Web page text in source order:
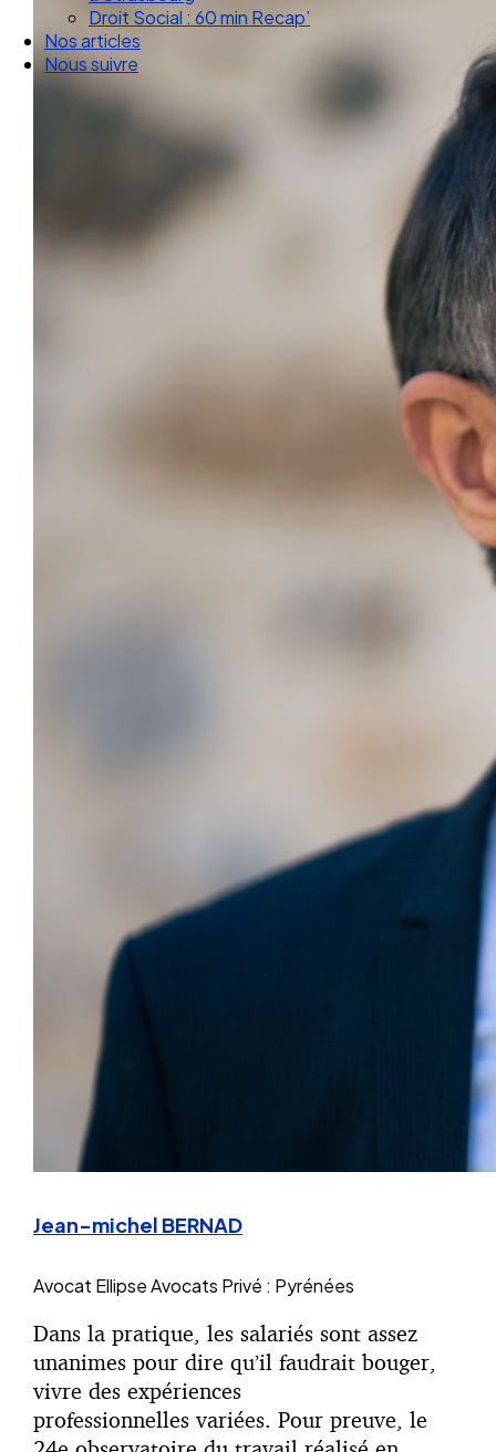
Droit Social : 60 min Recap’
Nos articles
Nous suivre
Jean-michel BERNAD
Avocat Ellipse Avocats Privé : Pyrénées
Dans la pratique, les salariés sont assez
unanimes pour dire qu’il faudrait bouger,
vivre des expériences
professionnelles variées. Pour preuve, le